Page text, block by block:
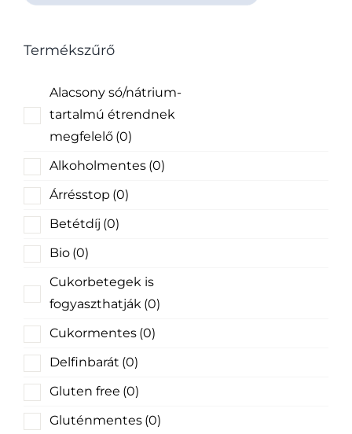
Termékszűrő
Alacsony só/nátrium-
tartalmú étrendnek
megfelelő (0)
Alkoholmentes (0)
Árrésstop (0)
Betétdíj (0)
Bio (0)
Cukorbetegek is
fogyaszthatják (0)
Cukormentes (0)
Delfinbarát (0)
Gluten free (0)
Gluténmentes (0)